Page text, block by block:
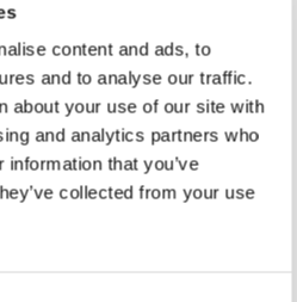
content and ads, to
and to analyse our traffic.
about your use of our site with
and analytics partners who
that you’ve
collected from your use